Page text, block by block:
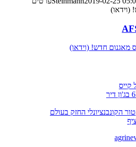
(וידאו)
מאגנום חדש! (וידאו)
קייס
הקונבנציונלי החזק בעולם